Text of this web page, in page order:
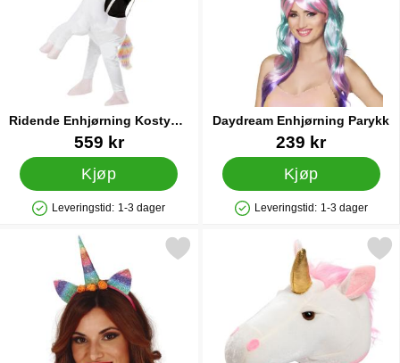
Ridende Enhjørning Kostyme
Barn
Varenummer 88248
559 kr
Kjøp
Produkttilgjengelighet: På lager
Leveringstid: 1-3 dager
Daydream Enhjørning Parykk
Varenummer 38307
239 kr
Kjøp
Produkttilgjengelighet: På lager
Leveringstid: 1-3 dager
Merk enhjørning Hårbøyle med Blomster som favoritt
Merk